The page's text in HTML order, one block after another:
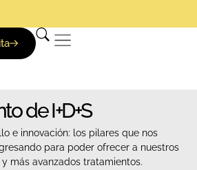
mejory Traumatología
21hmejory Traumatología
21hmejory Traumatología
21h
de I+D+S
e innovación: los pilares que nos
para poder ofrecer a nuestros
más avanzados tratamientos.